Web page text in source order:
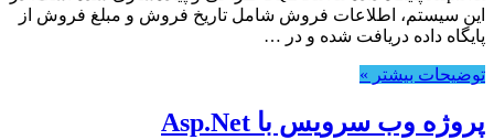
این سیستم، اطلاعات فروش شامل تاریخ فروش و مبلغ فروش از
پایگاه داده دریافت شده و در …
توضیحات بیشتر »
پروژه وب سرویس با Asp.Net